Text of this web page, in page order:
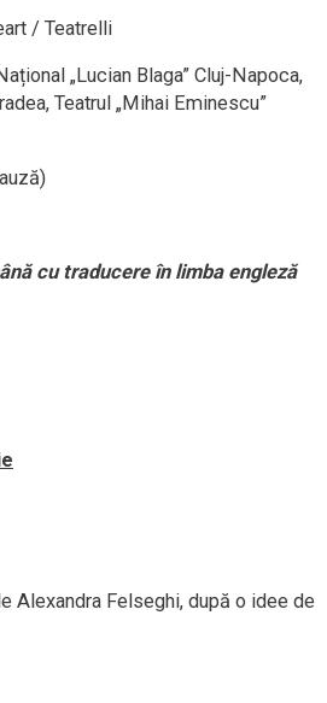
/ Teatrelli
„Lucian Blaga” Cluj-Napoca,
Teatrul „Mihai Eminescu”
cu traducere în limba engleză
Alexandra Felseghi, după o idee de